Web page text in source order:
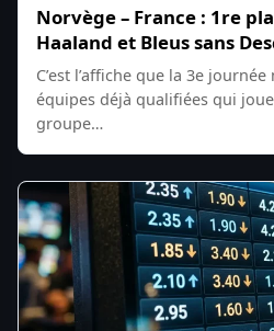
Norvège – France : 1re
Haaland et Bleus sans
C’est l’affiche que la 3e
équipes déjà qualifiées qui
groupe…